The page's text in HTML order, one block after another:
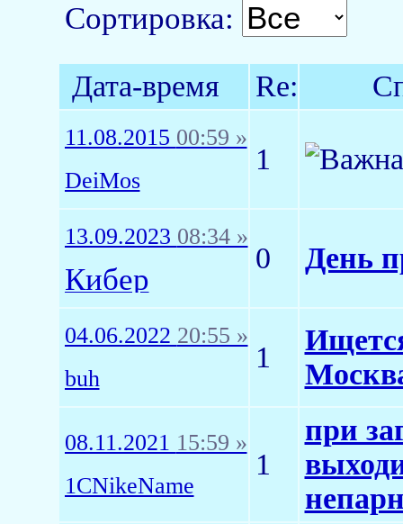
Сортировка:
Дата-время Re:
11.08.2015 00:59 »
DeiMos
1
13.09.2023 08:34 »
Кибер
0 День
04.06.2022 20:55 »
buh
1
08.11.2021 15:59 »
1CNikeName
1
при